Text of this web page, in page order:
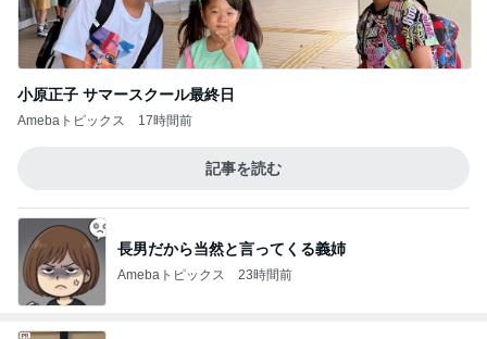
小原正子 サマースクール最終日
Amebaトピックス 17時間前
記事を読む
長男だから当然と言ってくる義姉
Amebaトピックス 23時間前